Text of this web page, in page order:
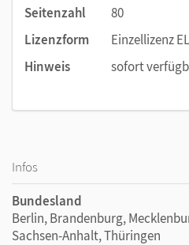
Seitenzahl
80
Lizenzform
Einzellizenz EL
Hinweis
sofort
Infos
Bundesland
Berlin, Brandenburg,
Sachsen-Anhalt, Thüringen